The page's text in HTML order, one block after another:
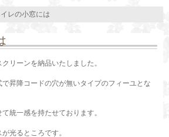
イレの小窓には
リーンを納品いたしました。
昇降コードの穴が無いタイプのフィーユとな
統一感を持たせております。
光るところです。